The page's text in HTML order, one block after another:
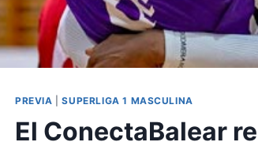
PREVIA |SUPERLIGA 1 MASCULINA
El ConectaBalear